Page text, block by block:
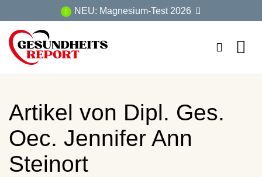
Inhalt
springen
NEU: Magnesium-Test 2026
Artikel von Dipl. Ges.
Oec. Jennifer Ann
Steinort